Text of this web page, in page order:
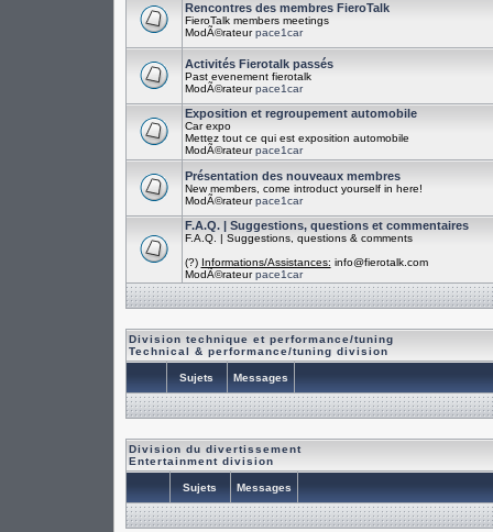
Rencontres des membres FieroTalk
FieroTalk members meetings
ModÃ©rateurpace1car
Activités Fierotalk passés
Past evenement fierotalk
ModÃ©rateurpace1car
Exposition et regroupement automobile
Car expo
Mettez tout ce qui est exposition automobile
ModÃ©rateurpace1car
Présentation des nouveaux membres
New members, come introduct yourself in here!
ModÃ©rateurpace1car
F.A.Q. | Suggestions, questions et commentaires
F.A.Q. | Suggestions, questions & comments
(?) Informations/Assistances: info@fierotalk.com
ModÃ©rateurpace1car
Division technique et performance/tuning
Technical & performance/tuning division
Sujets Messages
Division du divertissement
Entertainment division
Sujets Messages